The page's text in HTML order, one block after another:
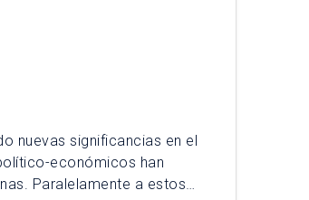
nuevas significancias en el
económicos han
Paralelamente a estos